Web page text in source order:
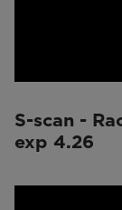
S-scan -
exp 4.26